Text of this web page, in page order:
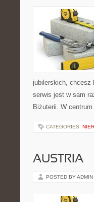
jubilerskich, chcesz
serwis jest w sam
Biżuterii. W
CATEGORIES:
AUSTRIA
POSTED BY ADMIN